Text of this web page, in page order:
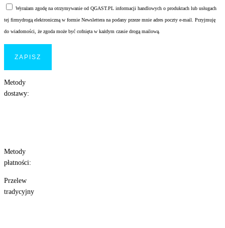
Wyrażam zgodę na otrzymywanie od QGAST.PL informacji handlowych o produktach lub usługach
tej firmydrogą elektroniczną w formie Newslettera na podany przeze mnie adres poczty e-mail. Przyjmuję
do wiadomości, że zgoda może być cofnięta w każdym czasie drogą mailową.
Metody
dostawy:
Metody
płatności:
Przelew
tradycyjny